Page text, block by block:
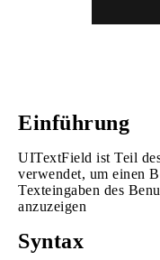
Einführung
UITextField ist Teil
verwendet, um einen
Texteingaben des
anzuzeigen
Syntax